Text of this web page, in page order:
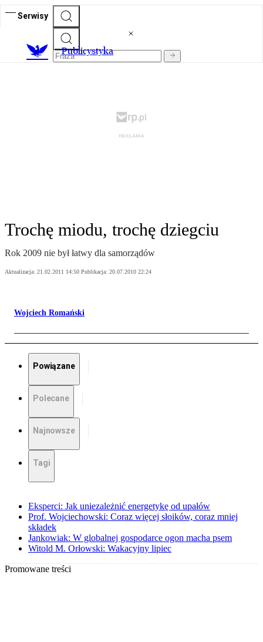
Serwisy
Publicystyka
Trochę miodu, trochę dziegciu
Rok 2009 nie był łatwy dla samorządów
Aktualizacja: 21.02.2011 14:50 Publikacja: 20.07.2010 22:24
Wojciech Romański
Powiązane
Polecane
Najnowsze
Tagi
Eksperci: Jak uniezależnić energetykę od upałów
Prof. Wojciechowski: Coraz więcej słoików, coraz mniej
składek
Jankowiak: W globalnej gospodarce ogon macha psem
Witold M. Orłowski: Wakacyjny lipiec
Promowane treści